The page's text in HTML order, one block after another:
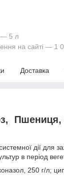
— 5 л
на сайті — 1
Доставка
Пшениця,
дії для
в період
250 г/л;